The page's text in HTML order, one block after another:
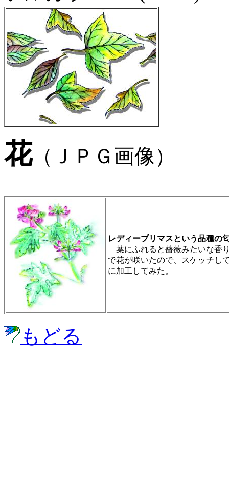
花（ＪＰＧ画像）
レディープリマスという品種の
葉にふれると薔薇みたいな香
で花が咲いたので、スケッチし
に加工してみた。
もどる